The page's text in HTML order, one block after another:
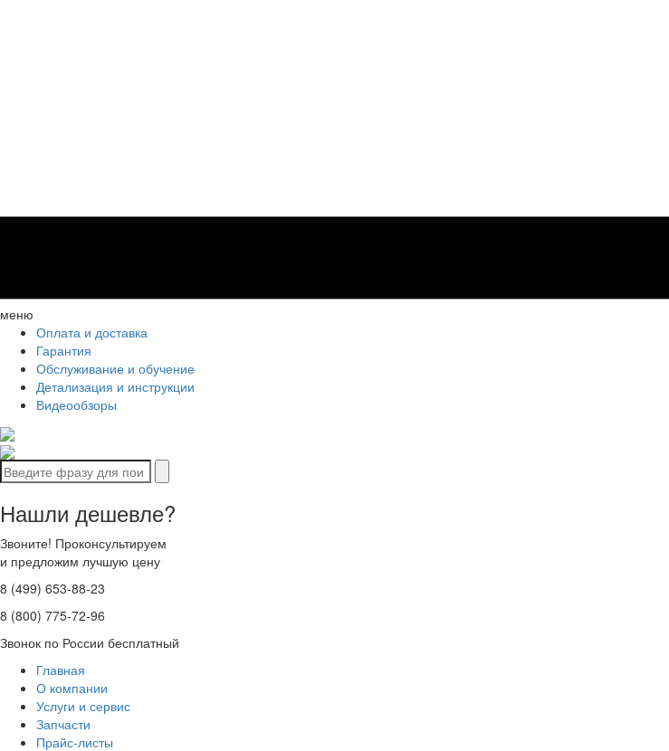
меню
Оплата и доставка
Гарантия
Обслуживание и обучение
Детализация и инструкции
Видеообзоры
Нашли дешевле?
Звоните! Проконсультируем
и предложим лучшую цену
8 (499) 653-88-23
8 (800) 775-72-96
Звонок по России бесплатный
Главная
О компании
Услуги и сервис
Запчасти
Прайс-листы